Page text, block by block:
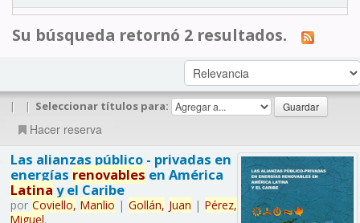
Su búsqueda retornó 2 resultados.
| | Seleccionar títulos para:
Hacer reserva
Las alianzas público - privadas en
energías renovables en América
Latina y el Caribe
por Coviello, Manlio | Gollán, Juan | Pérez,
Miguel.